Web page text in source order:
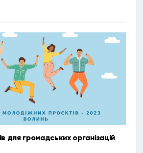
для громадських організацій